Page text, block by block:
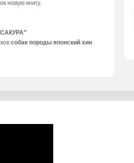
новую книгу.
САКУРА"
собак породы японский хин